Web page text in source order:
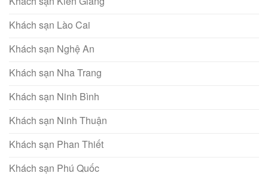
Khách sạn Lào Cai
Khách sạn Nghệ An
Khách sạn Nha Trang
Khách sạn Ninh Bình
Khách sạn Ninh Thuận
Khách sạn Phan Thiết
Khách sạn Phú Quốc